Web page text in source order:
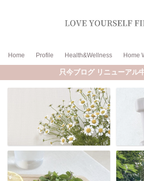
Home Profile Health&Wellness Home
只今ブログ リニューアル